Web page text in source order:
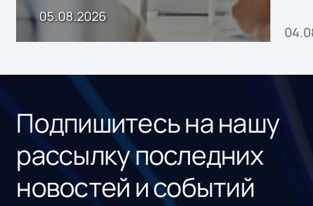
05.08.2026
Подпишитесь на нашу
рассылку последних
новостей и событий